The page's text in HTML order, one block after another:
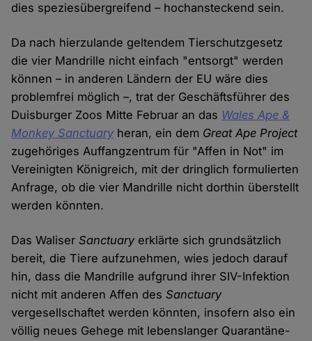
dies speziesübergreifend – hochansteckend sein.
Da nach hierzulande geltendem Tierschutzgesetz
die vier Mandrille nicht einfach "entsorgt" werden
können – in anderen Ländern der EU wäre dies
problemfrei möglich –, trat der Geschäftsführer des
Duisburger Zoos Mitte Februar an das Wales Ape &
Monkey Sanctuary heran, ein dem Great Ape Project
zugehöriges Auffangzentrum für "Affen in Not" im
Vereinigten Königreich, mit der dringlich formulierten
Anfrage, ob die vier Mandrille nicht dorthin überstellt
werden könnten.
Das WaliserSanctuary erklärte sich grundsätzlich
bereit, die Tiere aufzunehmen, wies jedoch darauf
hin, dass die Mandrille aufgrund ihrer SIV-Infektion
nicht mit anderen Affen desSanctuary
vergesellschaftet werden könnten, insofern also ein
völlig neues Gehege mit lebenslanger Quarantäne-